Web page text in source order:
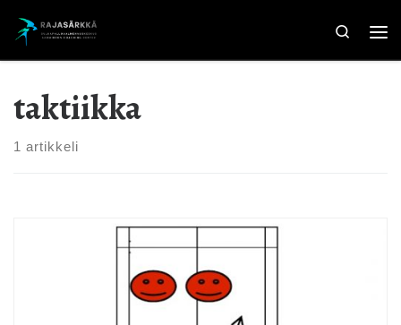
Skip to content
Search
taktiikka
1 artikkeli